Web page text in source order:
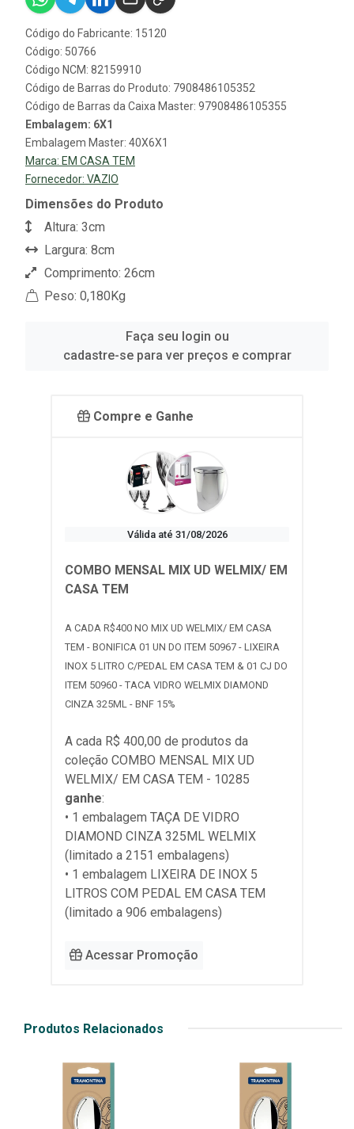
Código do Fabricante: 15120
Código: 50766
Código NCM: 82159910
Código de Barras do Produto: 7908486105352
Código de Barras da Caixa Master: 97908486105355
Embalagem: 6X1
Embalagem Master: 40X6X1
Marca: EM CASA TEM
Fornecedor: VAZIO
Dimensões do Produto
Altura: 3cm
Largura: 8cm
Comprimento: 26cm
Peso: 0,180Kg
Faça seu login ou
cadastre-se para ver preços e comprar
Compre e Ganhe
Válida até 31/08/2026
COMBO MENSAL MIX UD WELMIX/ EM
CASA TEM
A CADA R$400 NO MIX UD WELMIX/ EM CASA
TEM - BONIFICA 01 UN DO ITEM 50967 - LIXEIRA
INOX 5 LITRO C/PEDAL EM CASA TEM & 01 CJ DO
ITEM 50960 - TACA VIDRO WELMIX DIAMOND
CINZA 325ML - BNF 15%
A cada R$ 400,00 de produtos da
coleção COMBO MENSAL MIX UD
WELMIX/ EM CASA TEM - 10285
ganhe:
• 1 embalagem TAÇA DE VIDRO
DIAMOND CINZA 325ML WELMIX
(limitado a 2151 embalagens)
• 1 embalagem LIXEIRA DE INOX 5
LITROS COM PEDAL EM CASA TEM
(limitado a 906 embalagens)
Acessar Promoção
Produtos Relacionados